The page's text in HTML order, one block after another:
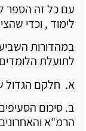
עם כל זה הספר
לימוד , וכדי
במהדורות
לתועלת
א. חלקם הגדול
ב. סיכום
הרמ"א